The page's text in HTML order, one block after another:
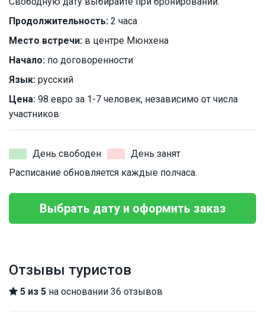
Продолжительность: 2 часа
Место встречи: в центре Мюнхена
Начало: по договоренности
Язык: русский
Цена: 98 евро за 1-7 человек, независимо от числа
участников
День свободен
День занят
Расписание обновляется каждые полчаса.
Выбрать дату и оформить заказ
Отзывы туристов
5 из 5 на основании 36 отзывов